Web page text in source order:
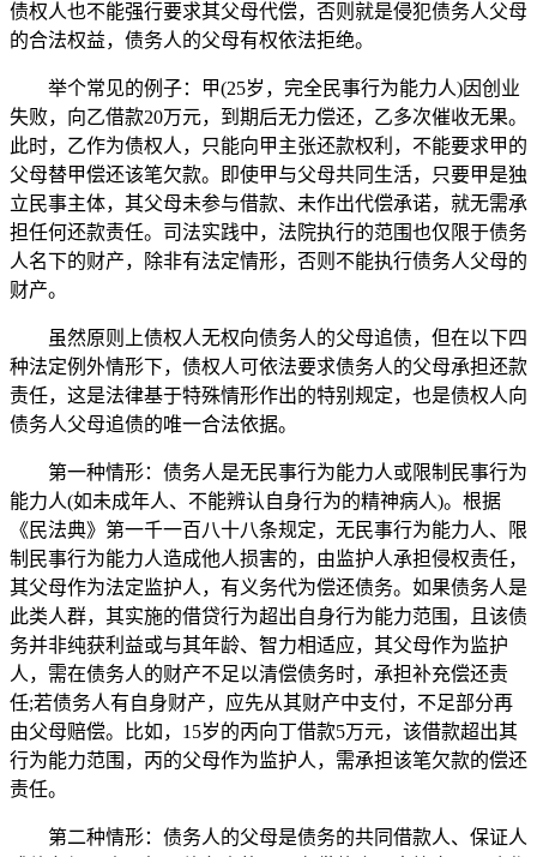
债权人也不能强行要求其父母代偿，否则就是侵犯债务人父母
的合法权益，债务人的父母有权依法拒绝。
举个常见的例子：甲(25岁，完全民事行为能力人)因创业
失败，向乙借款20万元，到期后无力偿还，乙多次催收无果。
此时，乙作为债权人，只能向甲主张还款权利，不能要求甲的
父母替甲偿还该笔欠款。即使甲与父母共同生活，只要甲是独
立民事主体，其父母未参与借款、未作出代偿承诺，就无需承
担任何还款责任。司法实践中，法院执行的范围也仅限于债务
人名下的财产，除非有法定情形，否则不能执行债务人父母的
财产。
虽然原则上债权人无权向债务人的父母追债，但在以下四
种法定例外情形下，债权人可依法要求债务人的父母承担还款
责任，这是法律基于特殊情形作出的特别规定，也是债权人向
债务人父母追债的唯一合法依据。
第一种情形：债务人是无民事行为能力人或限制民事行为
能力人(如未成年人、不能辨认自身行为的精神病人)。根据
《民法典》第一千一百八十八条规定，无民事行为能力人、限
制民事行为能力人造成他人损害的，由监护人承担侵权责任，
其父母作为法定监护人，有义务代为偿还债务。如果债务人是
此类人群，其实施的借贷行为超出自身行为能力范围，且该债
务并非纯获利益或与其年龄、智力相适应，其父母作为监护
人，需在债务人的财产不足以清偿债务时，承担补充偿还责
任;若债务人有自身财产，应先从其财产中支付，不足部分再
由父母赔偿。比如，15岁的丙向丁借款5万元，该借款超出其
行为能力范围，丙的父母作为监护人，需承担该笔欠款的偿还
责任。
第二种情形：债务人的父母是债务的共同借款人、保证人